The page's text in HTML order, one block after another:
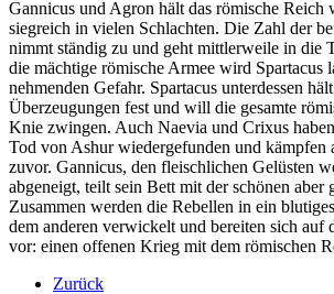
Gannicus und Agron hält das römische Reich
siegreich in vielen Schlachten. Die Zahl der
nimmt ständig zu und geht mittlerweile in die
die mächtige römische Armee wird Spartacus
nehmenden Gefahr. Spartacus unterdessen
Überzeugungen fest und will die gesamte
Knie zwingen. Auch Naevia und Crixus
Tod von Ashur wiedergefunden und kämpfen
zuvor. Gannicus, den fleischlichen Gelüsten
abgeneigt, teilt sein Bett mit der schönen aber
Zusammen werden die Rebellen in ein
dem anderen verwickelt und bereiten sich auf
vor: einen offenen Krieg mit dem römischen
Zurück